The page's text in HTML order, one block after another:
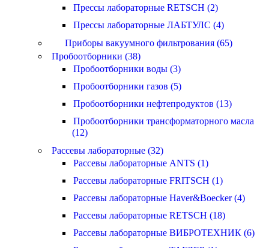
Прессы лабораторные RETSCH (2)
Прессы лабораторные ЛАБТУЛС (4)
Приборы вакуумного фильтрования (65)
Пробоотборники (38)
Пробоотборники воды (3)
Пробоотборники газов (5)
Пробоотборники нефтепродуктов (13)
Пробоотборники трансформаторного масла
(12)
Рассевы лабораторные (32)
Рассевы лабораторные ANTS (1)
Рассевы лабораторные FRITSCH (1)
Рассевы лабораторные Haver&Boecker (4)
Рассевы лабораторные RETSCH (18)
Рассевы лабораторные ВИБРОТЕХНИК (6)